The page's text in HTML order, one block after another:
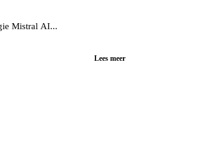
Mistral AI...
Lees meer